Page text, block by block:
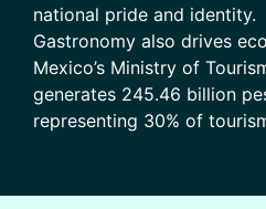
national pride and identity.
Gastronomy also drives
Mexico’s Ministry of
generates 245.46 billion
representing 30% of